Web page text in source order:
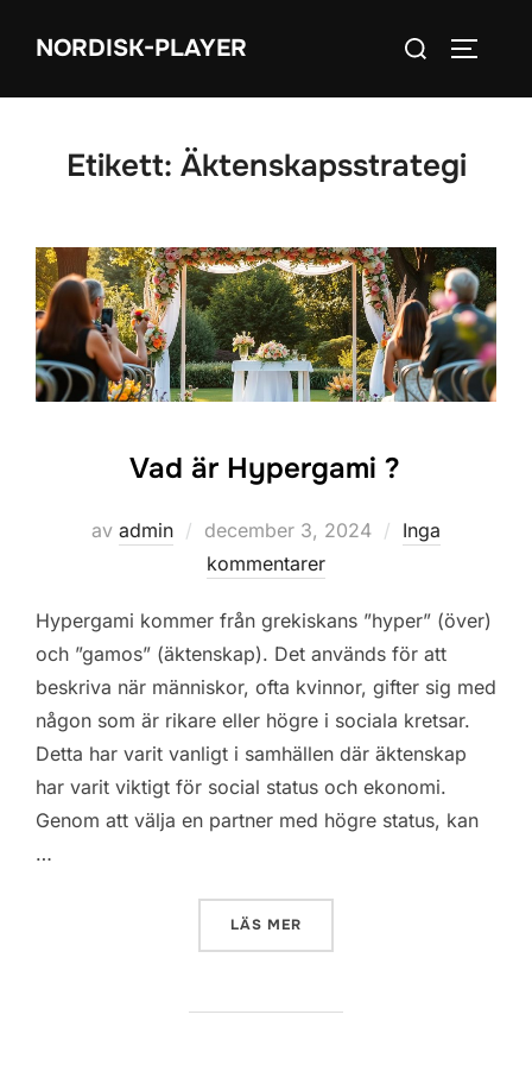
NORDISK-PLAYER
Sök
Etikett: Äktenskapsstrategi
Vad är Hypergami ?
av admin
Publicerat
den
december 3, 2024
Inga
kommentarer
Hypergami kommer från grekiskans ”hyper” (över)
och ”gamos” (äktenskap). Det används för att
beskriva när människor, ofta kvinnor, gifter sig med
någon som är rikare eller högre i sociala kretsar.
Detta har varit vanligt i samhällen där äktenskap
har varit viktigt för social status och ekonomi.
Genom att välja en partner med högre status, kan
…
LÄS MER